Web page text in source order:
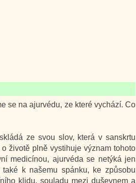
se na ajurvédu, ze které vychází. Co
ze svou slov, která v sanskrtu
životě plně vystihuje význam tohoto
medicínou, ajurvéda se netýká jen
k našemu spánku, ke způsobu
klidu, souladu mezi duševnem a